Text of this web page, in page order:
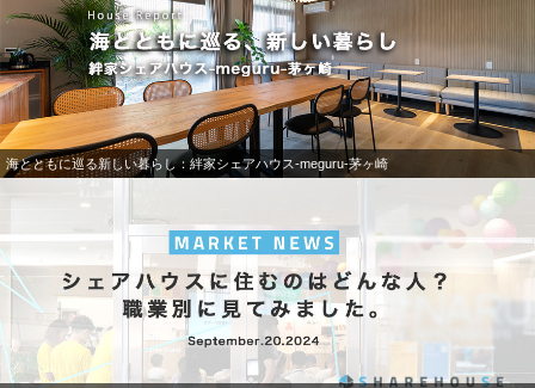
海とともに巡る新しい暮らし：絆家シェアハウス-meguru-茅ヶ崎